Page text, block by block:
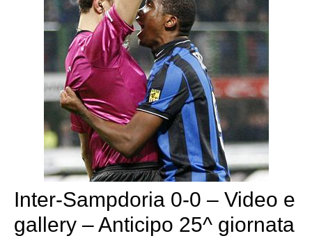
Inter-Sampdoria 0-0 – Video e
gallery – Anticipo 25^ giornata